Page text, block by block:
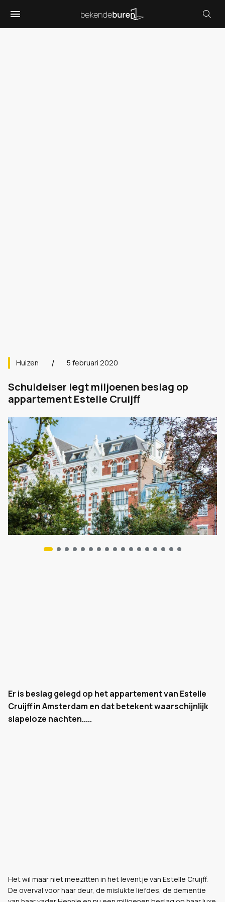
Huizen 5 februari 2020
Schuldeiser legt miljoenen beslag op
appartement Estelle Cruijff
Er is beslag gelegd op het appartement van Estelle
Cruijff in Amsterdam en dat betekent waarschijnlijk
slapeloze nachten.....
Het wil maar niet meezitten in het leventje van Estelle Cruijff.
De overval voor haar deur, de mislukte liefdes, de dementie